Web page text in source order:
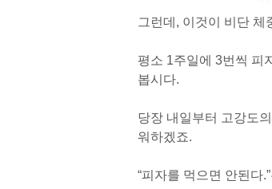
그런데, 이것이 비단
평소 1주일에 3번씩 피
봅시다.
당장 내일부터 고강도
워하겠죠.
“피자를 먹으면 안된다